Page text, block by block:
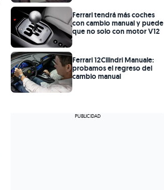
Ferrari tendrá más coches
con cambio manual y puede
que no solo con motor V12
Ferrari 12Cilindri Manuale:
probamos el regreso del
cambio manual